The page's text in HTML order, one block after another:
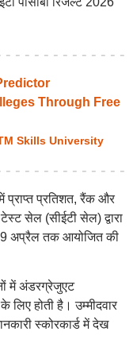
Through Free
Skills University
प्राप्त प्रतिशत, रैंक और
सेल (सीईटी सेल) द्वारा
अप्रैल तक आयोजित की
में अंडरग्रेजुएट
लिए होती है। उम्मीदवार
स्कोरकार्ड में देख